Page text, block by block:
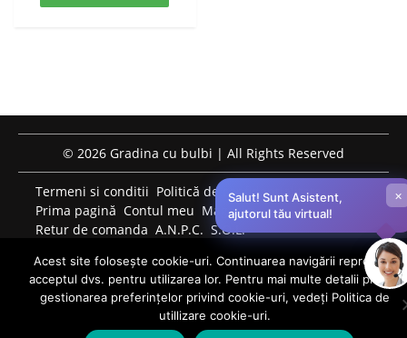
© 2026 Gradina cu bulbi | All Rights Reserved
Termeni si conditii Politică de confidențialitate
Prima pagină Contul meu Magazin
Retur de comanda A.N.P.C. S.O.L.
PROGRAM DE LUCRU TELEFONIC: LUNI-VINERI: 09:00-
17:00 0759759124 bulbiflori.ro@gmail.com
Salut! Sunt Asistent,
ajutorul tău virtual!
×
0
Acest site folosește cookie-uri. Continuarea navigării reprezintă
acceptul dvs. pentru utilizarea lor. Pentru mai multe detalii privind
gestionarea preferințelor privind cookie-uri, vedeți Politica de
utillizare cookie-uri.